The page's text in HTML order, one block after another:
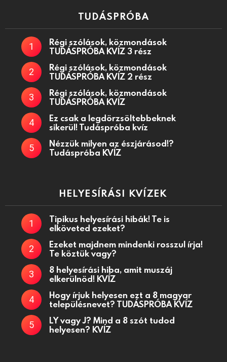
TUDÁSPRÓBA
Régi szólások, közmondások
TUDÁSPRÓBA KVÍZ 3 rész
Régi szólások, közmondások
TUDÁSPRÓBA KVÍZ 2 rész
Régi szólások, közmondások
TUDÁSPRÓBA KVÍZ
Ez csak a legdörzsöltebbeknek
sikerül! Tudáspróba kvíz
Nézzük milyen az észjárásod!?
Tudáspróba KVÍZ
HELYESÍRÁSI KVÍZEK
Tipikus helyesírási hibák! Te is
elköveted ezeket?
Ezeket majdnem mindenki rosszul írja!
Te köztük vagy?
8 helyesírási hiba, amit muszáj
elkerülnöd! KVÍZ
Hogy írjuk helyesen ezt a 8 magyar
településnevet? TUDÁSPRÓBA KVÍZ
LY vagy J? Mind a 8 szót tudod
helyesen? KVÍZ